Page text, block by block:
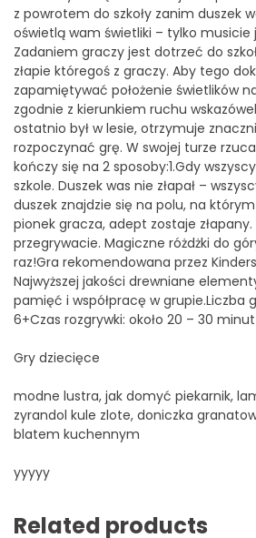
z powrotem do szkoły zanim duszek
oświetlą wam świetliki – tylko musicie
Zadaniem graczy jest dotrzeć do
złapie któregoś z graczy. Aby tego
zapamiętywać położenie świetlików
zgodnie z kierunkiem ruchu
ostatnio był w lesie, otrzymuje
rozpoczynać grę. W swojej turze
kończy się na 2 sposoby:1.Gdy
szkole. Duszek was nie złapał –
duszek znajdzie się na polu, na
pionek gracza, adept zostaje złapany.
przegrywacie. Magiczne różdżki do
raz!Gra rekomendowana przez
Najwyższej jakości drewniane
pamięć i współpracę w grupie.Liczba
6+Czas rozgrywki: około 20 – 30 minut
Gry dziecięce
modne lustra, jak domyć piekarnik,
zyrandol kule zlote, doniczka
blatem kuchennym
yyyyy
Related products